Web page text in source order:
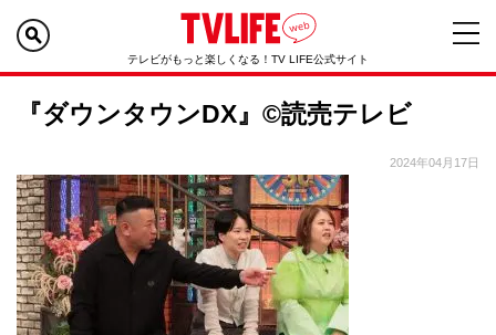
テレビがもっと楽しくなる！TV LIFE公式サイト
『ダウンタウンDX』©読売テレビ
2024年04月17日